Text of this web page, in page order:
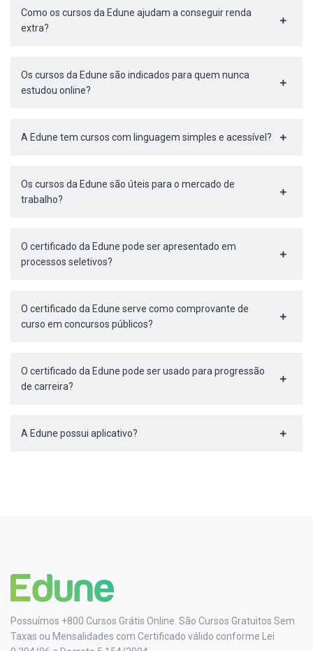
Como os cursos da Edune ajudam a conseguir renda
extra?
Os cursos da Edune são indicados para quem nunca
estudou online?
A Edune tem cursos com linguagem simples e acessível?
Os cursos da Edune são úteis para o mercado de
trabalho?
O certificado da Edune pode ser apresentado em
processos seletivos?
O certificado da Edune serve como comprovante de
curso em concursos públicos?
O certificado da Edune pode ser usado para progressão
de carreira?
A Edune possui aplicativo?
Possuímos +800 Cursos Grátis Online. São Cursos Gratuitos Sem
Taxas ou Mensalidades com Certificado válido conforme Lei